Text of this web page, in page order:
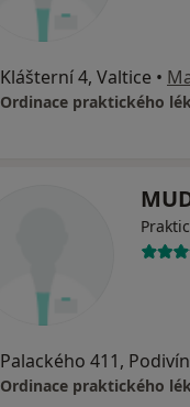
Klášterní 4, Valtice •
Ordinace praktického
Palackého 411, Podivín
Ordinace praktického